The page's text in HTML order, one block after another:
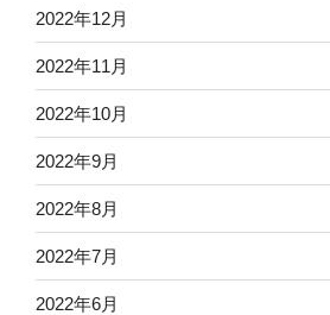
2022年12月
2022年11月
2022年10月
2022年9月
2022年8月
2022年7月
2022年6月